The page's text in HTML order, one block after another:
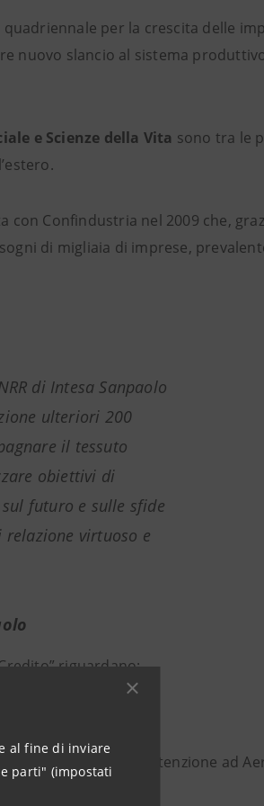
al fine di inviare
parti" (impostati
per la crescita delle
nuovo slancio al sistema
e Scienze della Vita sono tra le
con Confindustria nel 2009 che,
di migliaia di imprese,
di Intesa Sanpaolo
ulteriori 200
il tessuto
obiettivi di
futuro e sulle sfide
relazione virtuoso e
riguardano:
5.0
con particolare attenzione ad